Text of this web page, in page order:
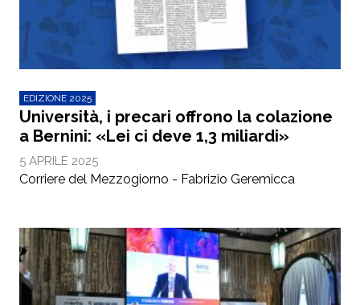
EDIZIONE 2025
Università, i precari offrono la colazione
a Bernini: «Lei ci deve 1,3 miliardi»
5 APRILE 2025
Corriere del Mezzogiorno - Fabrizio Geremicca